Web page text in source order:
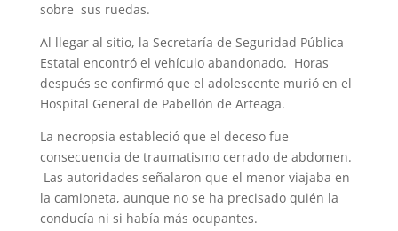
sobre sus ruedas.
Al llegar al sitio, la Secretaría de Seguridad Pública
Estatal encontró el vehículo abandonado. Horas
después se confirmó que el adolescente murió en el
Hospital General de Pabellón de Arteaga.
La necropsia estableció que el deceso fue
consecuencia de traumatismo cerrado de abdomen.
Las autoridades señalaron que el menor viajaba en
la camioneta, aunque no se ha precisado quién la
conducía ni si había más ocupantes.